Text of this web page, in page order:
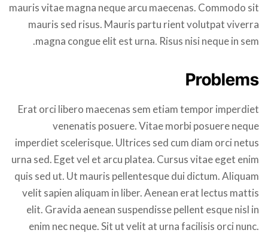
mauris vitae magna neque arcu maecenas. Commodo sit
mauris sed risus. Mauris partu rient volutpat viverra
magna congue elit est urna. Risus nisi neque in sem.
Problems
Erat orci libero maecenas sem etiam tempor imperdiet
venenatis posuere. Vitae morbi posuere neque
imperdiet scelerisque. Ultrices sed cum diam orci netus
urna sed. Eget vel et arcu platea. Cursus vitae eget enim
quis sed ut. Ut mauris pellentesque dui dictum. Aliquam
velit sapien aliquam in liber. Aenean erat lectus mattis
elit. Gravida aenean suspendisse pellent esque nisl in
enim nec neque. Sit ut velit at urna facilisis orci nunc.